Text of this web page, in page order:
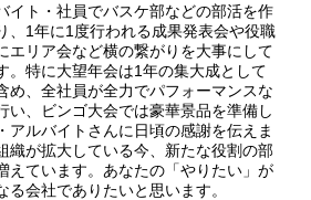
イト・社員でバスケ部などの部活を作
、1年に1度行われる成果発表会や役職
エリア会など横の繋がりを大事にして
。特に大望年会は1年の集大成として
め、全社員が全力でパフォーマンスな
い、ビンゴ大会では豪華景品を準備し
アルバイトさんに日頃の感謝を伝えま
織が拡大している今、新たな役割の部
えています。あなたの「やりたい」が
る会社でありたいと思います。